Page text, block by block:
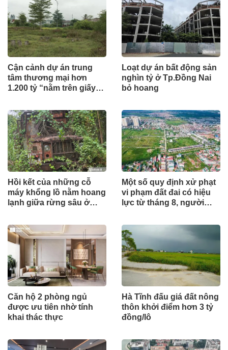
Cận cảnh dự án trung
tâm thương mại hơn
1.200 tỷ “nằm trên giấy”
Loạt dự án bất động sản
nghìn tỷ ở Tp.Đồng Nai
bỏ hoang
Hồi kết của những cỗ
máy khổng lồ nằm hoang
lạnh giữa rừng sâu ở
Một số quy định xử phạt
vi phạm đất đai có hiệu
lực từ tháng 8, người
Căn hộ 2 phòng ngủ
được ưu tiên nhờ tính
khai thác thực
Hà Tĩnh đấu giá đất nông
thôn khởi điểm hơn 3 tỷ
đồng/lô